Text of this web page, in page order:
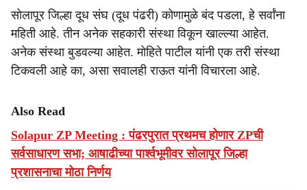
सोलापूर जिल्हा दूध संघ (दूध पंढरी) कोणामुळे बंद पडला, हे सर्वांना
महिती आहे. तीन अनेक सहकारी संस्था विकून खाल्ल्या आहेत.
अनेक संस्था बुडवल्या आहेत. मोहिते पाटील यांनी एक तरी संस्था
टिकवली आहे का, असा सवालही राऊत यांनी विचारला आहे.
Also Read
Solapur ZP Meeting : पंढरपुरात प्रथमच होणार ZPची
सर्वसाधारण सभा; आषाढीच्या पार्श्वभूमीवर सोलापूर जिल्हा
प्रशासनाचा मोठा निर्णय